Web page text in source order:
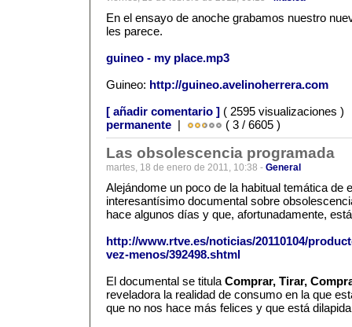
En el ensayo de anoche grabamos nuestro
les parece.
guineo - my place.mp3
Guineo: http://guineo.avelinoherrera.com
[ añadir comentario ] ( 2595 visualizaciones
permanente | ( 3 / 6605 )
Las obsolescencia programada
martes, 18 de enero de 2011, 10:38 - General
Alejándome un poco de la habitual temática de
interesantísimo documental sobre
hace algunos días y que, afortunadamente,
http://www.rtve.es/noticias/20110104/
vez-menos/392498.shtml
El documental se titula Comprar, Tirar,
reveladora la realidad de consumo en la que
que no nos hace más felices y que está